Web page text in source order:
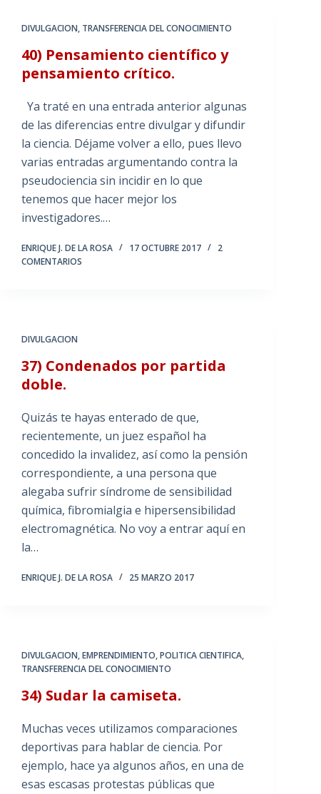
DIVULGACION, TRANSFERENCIA DEL CONOCIMIENTO
40) Pensamiento científico y
pensamiento crítico.
Ya traté en una entrada anterior algunas
de las diferencias entre divulgar y difundir
la ciencia. Déjame volver a ello, pues llevo
varias entradas argumentando contra la
pseudociencia sin incidir en lo que
tenemos que hacer mejor los
investigadores.…
ENRIQUE J. DE LA ROSA 17 OCTUBRE 2017
2
COMENTARIOS
DIVULGACION
37) Condenados por partida
doble.
Quizás te hayas enterado de que,
recientemente, un juez español ha
concedido la invalidez, así como la pensión
correspondiente, a una persona que
alegaba sufrir síndrome de sensibilidad
química, fibromialgia e hipersensibilidad
electromagnética. No voy a entrar aquí en
la…
ENRIQUE J. DE LA ROSA 25 MARZO 2017
DIVULGACION,EMPRENDIMIENTO,POLITICA CIENTIFICA,
TRANSFERENCIA DEL CONOCIMIENTO
34) Sudar la camiseta.
Muchas veces utilizamos comparaciones
deportivas para hablar de ciencia. Por
ejemplo, hace ya algunos años, en una de
esas escasas protestas públicas que